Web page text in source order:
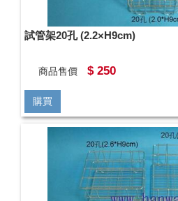
試管架20孔 (2.2×H9cm)
商品售價 $ 250
購買